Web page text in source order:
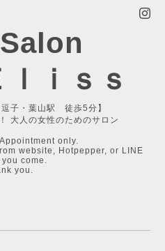
ｌｉｓｓ
逗子・葉山駅 徒歩5分】
大人の女性のためのサロン
only.
website, Hotpepper, or LINE
come.
you.